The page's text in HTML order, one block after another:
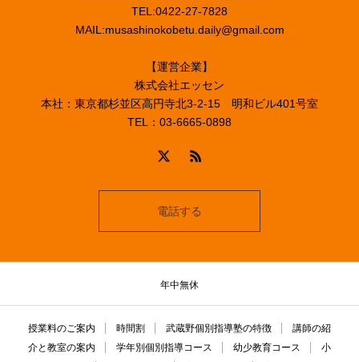
TEL:0422-27-7828
MAIL:musashinokobetu.daily@gmail.com
【運営企業】
株式会社エッセン
本社：東京都杉並区高円寺北3-2-15 明和ビル401号室
TEL：03-6665-0898
電話する
年中無休
授業料のご案内 時間割 武蔵野個別指導塾の特徴
講師の紹
介と教室の案内
学年別個別指導コース 幼少教育コース
小